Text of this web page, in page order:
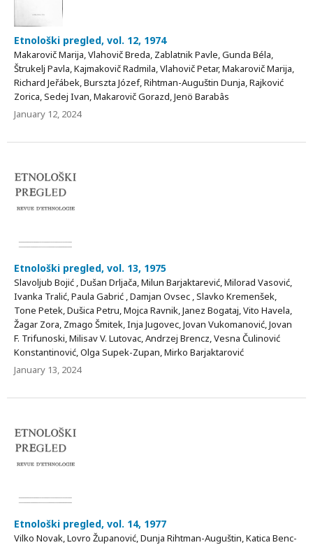
Etnološki pregled, vol. 12, 1974
Makarovič Marija, Vlahovič Breda, Zablatnik Pavle, Gunda Béla,
Štrukelj Pavla, Kajmakovič Radmila, Vlahovič Petar, Makarovič Marija,
Richard Jeřábek, Burszta Józef, Rihtman-Auguštin Dunja, Rajković
Zorica, Sedej Ivan, Makarovič Gorazd, Jenö Barabâs
January 12, 2024
Etnološki pregled, vol. 13, 1975
Slavoljub Bojić , Dušan Drljača, Milun Barjaktarević, Milorad Vasović,
Ivanka Tralić, Paula Gabrić , Damjan Ovsec , Slavko Kremenšek,
Tone Petek, Dušica Petru, Mojca Ravnik, Janez Bogataj, Vito Havela,
Žagar Zora, Zmago Šmitek, Inja Jugovec, Jovan Vukomanović, Jovan
F. Trifunoski, Milisav V. Lutovac, Andrzej Brencz, Vesna Čulinović
Konstantinović, Olga Supek-Zupan, Mirko Barjaktarović
January 13, 2024
Etnološki pregled, vol. 14, 1977
Vilko Novak, Lovro Županović, Dunja Rihtman-Auguštin, Katica Benc-